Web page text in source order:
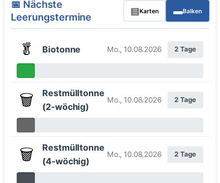
📅 Nächste
Leerungstermine
▤Karten ▬Balken
🥬 Biotonne Mo., 10.08.2026 2 Tage
🗑️
Restmülltonne
(2-wöchig)
Mo., 10.08.2026 2 Tage
🗑️
Restmülltonne
(4-wöchig)
Mo., 10.08.2026 2 Tage